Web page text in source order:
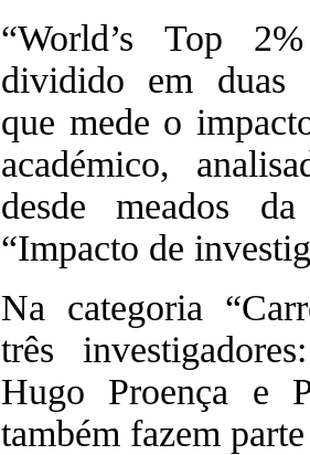
“World’s Top
dividido em duas
que mede o
académico,
desde meados
“Impacto de
Na categoria
três
Hugo Proença e
também fazem